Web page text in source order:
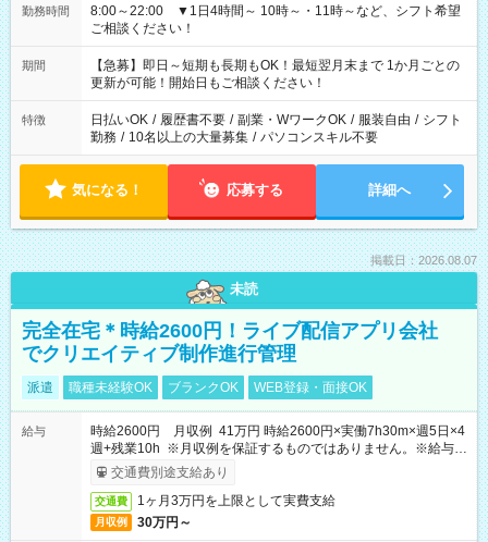
勤務時間
8:00～22:00 ▼1日4時間～ 10時～・11時～など、シフト希望
ご相談ください！
期間
【急募】即日～短期も長期もOK！最短翌月末まで 1か月ごとの
更新が可能！開始日もご相談ください！
特徴 日払いOK / 履歴書不要 / 副業・WワークOK / 服装自由 / シフト
勤務 / 10名以上の大量募集 / パソコンスキル不要
気になる！ 応募する 詳細へ
掲載日：2026.08.07
未読
完全在宅＊時給2600円！ライブ配信アプリ会社
でクリエイティブ制作進行管理
派遣 職種未経験OK ブランクOK WEB登録・面接OK
給与
時給2600円 月収例 41万円 時給2600円×実働7h30m×週5日×4
週+残業10h ※月収例を保証するものではありません。※給与即
受取りサービス利用可（利用条件有）
交通費別途支給あり
交通費 1ヶ月3万円を上限として実費支給
月収例 30万円～